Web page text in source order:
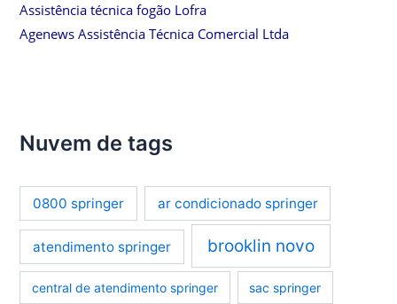
Assistência técnica fogão Lofra
Agenews Assistência Técnica Comercial Ltda
Nuvem de tags
0800 springer ar condicionado springer
atendimento springer brooklin novo
central de atendimento springer sac springer